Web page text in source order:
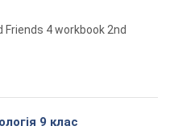
Friends 4 workbook 2nd
9 клас